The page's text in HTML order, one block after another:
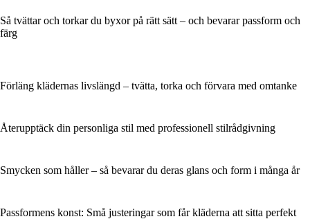
Så tvättar och torkar du byxor på rätt sätt – och bevarar passform och
färg
Förläng klädernas livslängd – tvätta, torka och förvara med omtanke
Återupptäck din personliga stil med professionell stilrådgivning
Smycken som håller – så bevarar du deras glans och form i många år
Passformens konst: Små justeringar som får kläderna att sitta perfekt